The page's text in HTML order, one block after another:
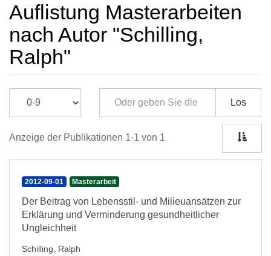
Auflistung Masterarbeiten
nach Autor "Schilling,
Ralph"
Los
Anzeige der Publikationen 1-1 von 1
2012-09-01 Masterarbeit
Der Beitrag von Lebensstil- und Milieuansätzen zur
Erklärung und Verminderung gesundheitlicher
Ungleichheit
Schilling, Ralph